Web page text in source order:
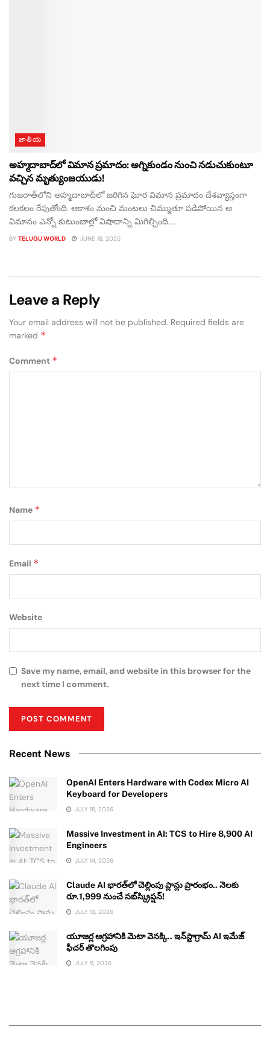
జాతీయ
అహ్మదాబాద్‌లో విమాన ప్రమాదం: అగ్నికుండం నుంచి నడుచుకుంటూ
వచ్చిన మృత్యుంజయుడు!
గుజరాత్‌లోని అహ్మదాబాద్‌లో జరిగిన ఘోర విమాన ప్రమాదం దేశవ్యాప్తంగా
కలకలం రేపుతోంది. ఆకాశం నుంచి మంటలు చిమ్ముతూ పడిపోయిన ఆ
విమానం ఎన్నో కుటుంబాల్లో విషాదాన్ని మిగిల్చింది....
BY TELUGU WORLD JUNE 16, 2025
Leave a Reply
Your email address will not be published. Required fields are
marked *
Comment *
Name *
Email *
Website
Save my name, email, and website in this browser for the
next time I comment.
Recent News
OpenAI Enters Hardware with Codex Micro AI
Keyboard for Developers
JULY 18, 2026
Massive Investment in AI: TCS to Hire 8,900 AI
Engineers
JULY 14, 2026
Claude AI భారత్‌లో చెల్లింపు ప్లాన్లు ప్రారంభం.. నెలకు
రూ.1,999 నుంచే సబ్‌స్క్రిప్షన్!
JULY 13, 2026
యూజర్ల ఆగ్రహానికి మెటా వెనక్కి.. ఇన్‌స్టాగ్రామ్ AI ఇమేజ్
ఫీచర్ తొలగింపు
JULY 11, 2026